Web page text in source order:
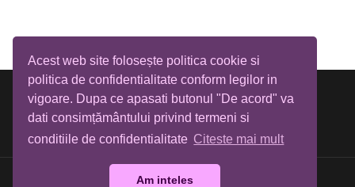
Acest web site folosește politica cookie si
politica de confidentialitate conform legilor in
vigoare. Dupa ce apasati butonul "De acord" va
dati consimțământului privind termeni si
conditiile de confidentialitate Citeste mai mult
Am inteles